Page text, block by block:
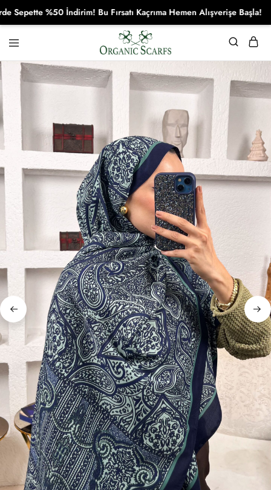
Organikscarf
%50 İndirim! Bu Fırsatı Kaçrıma Hemen Alışverişe Başla!